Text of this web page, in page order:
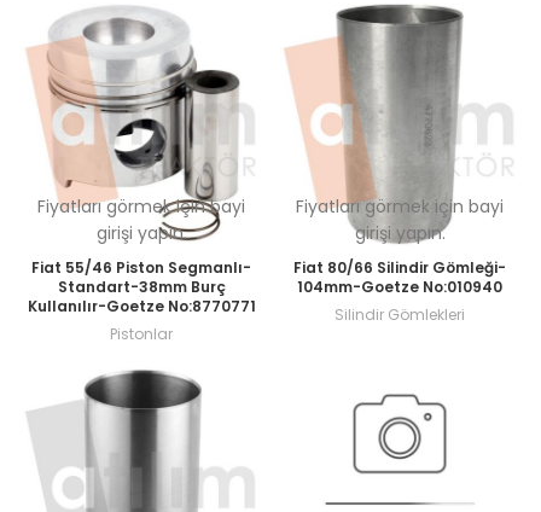
Fiyatları görmek için bayi
girişi yapın.
Fiat 55/46 Piston Segmanlı-
Standart-38mm Burç
Kullanılır-Goetze No:8770771
Pistonlar
Fiyatları görmek için bayi
girişi yapın.
Fiat 80/66 Silindir Gömleği-
104mm-Goetze No:010940
Silindir Gömlekleri